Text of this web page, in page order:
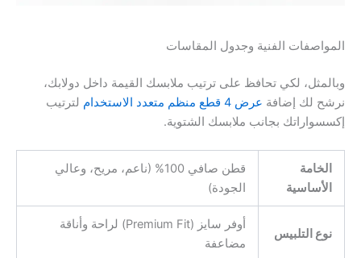
المواصفات الفنية وجدول المقاسات
وبالمثل، لكي تحافظ على ترتيب ملابسك القيمة داخل دولابك،
نرشح لك إضافة عرض 4 قطع منظم متعدد الاستخدام
لترتيب
إكسسواراتك بجانب ملابسك الشتوية.
الخامة
الأساسية
قطن صافي 100% (ناعم، مريح، وعالي
الجودة)
نوع التلبيس
أوفر سايز (Premium Fit) لراحة وأناقة
مضاعفة